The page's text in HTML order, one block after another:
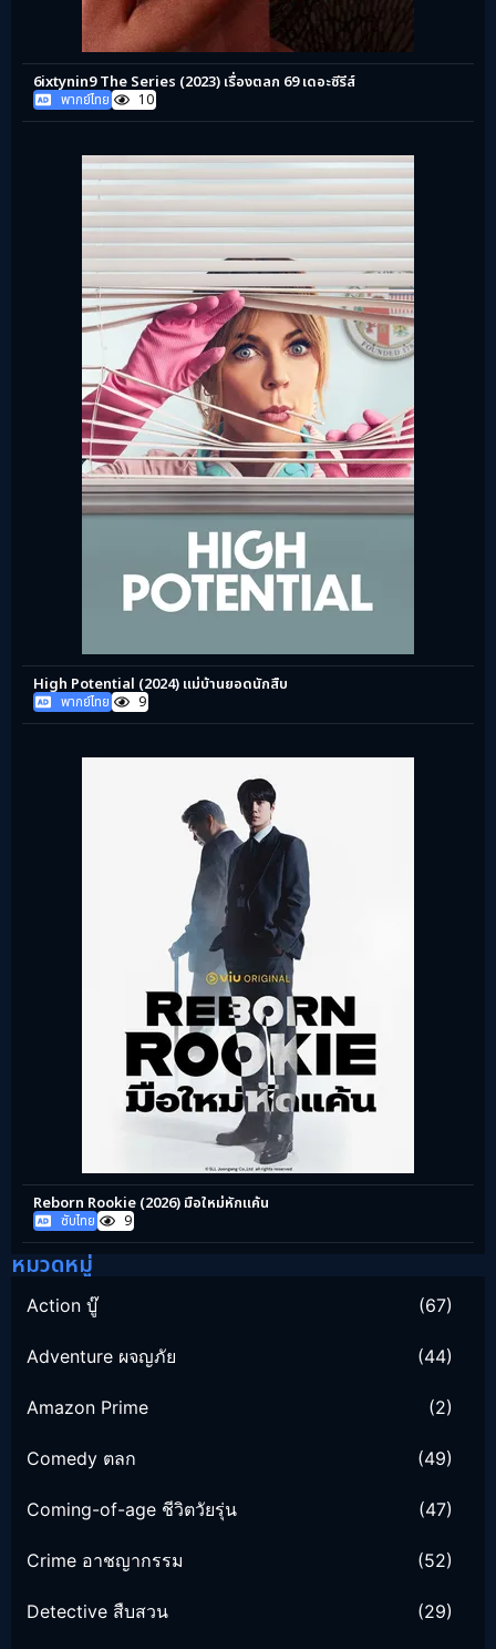
6ixtynin9 The Series (2023) เรื่องตลก 69 เดอะซีรีส์
พากย์ไทย 10
High Potential (2024) แม่บ้านยอดนักสืบ
พากย์ไทย 9
Reborn Rookie (2026) มือใหม่หักแค้น
ซับไทย 9
หมวดหมู่
Action บู๊ (67)
Adventure ผจญภัย (44)
Amazon Prime (2)
Comedy ตลก (49)
Coming-of-age ชีวิตวัยรุ่น (47)
Crime อาชญากรรม (52)
Detective สืบสวน (29)